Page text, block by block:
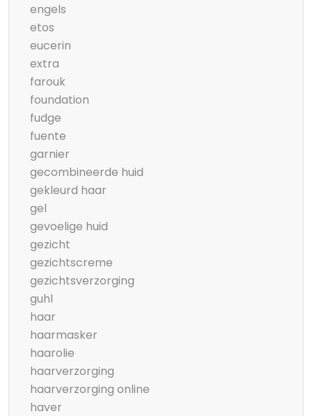
engels
etos
eucerin
extra
farouk
foundation
fudge
fuente
garnier
gecombineerde huid
gekleurd haar
gel
gevoelige huid
gezicht
gezichtscreme
gezichtsverzorging
guhl
haar
haarmasker
haarolie
haarverzorging
haarverzorging online
haver